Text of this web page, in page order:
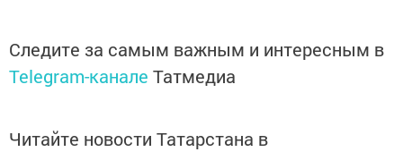
Следите за самым важным и интересным в
Telegram-канале Татмедиа
Читайте новости Татарстана в